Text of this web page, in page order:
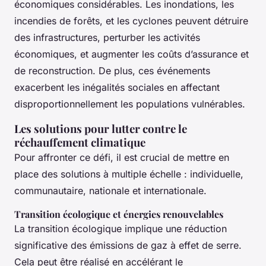
économiques considérables. Les inondations, les
incendies de forêts, et les cyclones peuvent détruire
des infrastructures, perturber les activités
économiques, et augmenter les coûts d’assurance et
de reconstruction. De plus, ces événements
exacerbent les inégalités sociales en affectant
disproportionnellement les populations vulnérables.
Les solutions pour lutter contre le
réchauffement climatique
Pour affronter ce défi, il est crucial de mettre en
place des solutions à multiple échelle : individuelle,
communautaire, nationale et internationale.
Transition écologique et énergies renouvelables
La transition écologique implique une réduction
significative des émissions de gaz à effet de serre.
Cela peut être réalisé en accélérant le